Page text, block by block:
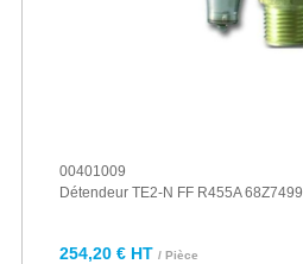
00401009
Détendeur TE2-N FF R455A 68Z7499
254,20 € HT / Pièce